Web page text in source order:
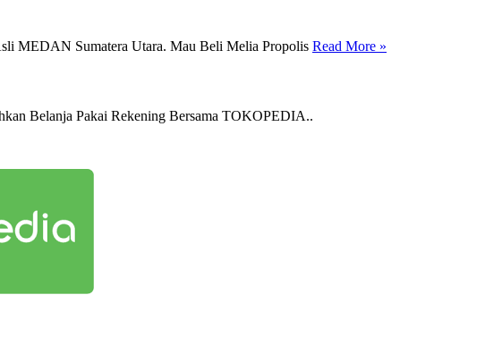
MEDAN Sumatera Utara. Mau Beli Melia Propolis Read More »
Belanja Pakai Rekening Bersama TOKOPEDIA..